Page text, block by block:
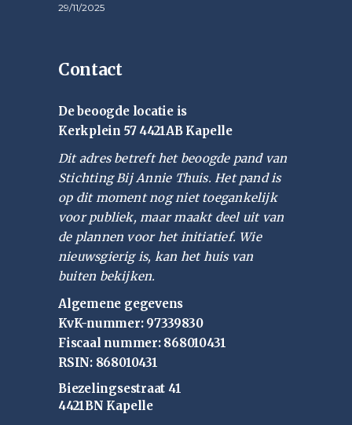
29/11/2025
Contact
De beoogde locatie is
Kerkplein 57 4421AB Kapelle
Dit adres betreft het beoogde pand van
Stichting Bij Annie Thuis. Het pand is
op dit moment nog niet toegankelijk
voor publiek, maar maakt deel uit van
de plannen voor het initiatief. Wie
nieuwsgierig is, kan het huis van
buiten bekijken.
Algemene gegevens
KvK-nummer: 97339830
Fiscaal nummer: 868010431
RSIN: 868010431
Biezelingsestraat 41
4421BN Kapelle